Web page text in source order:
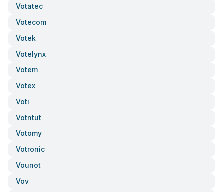
Votatec
Votecom
Votek
Votelynx
Votem
Votex
Voti
Votntut
Votomy
Votronic
Vounot
Vov